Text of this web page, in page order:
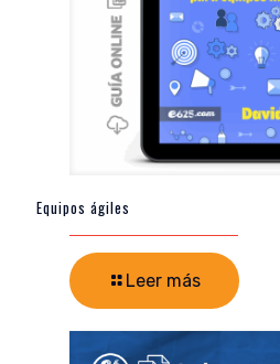
Equipos ágiles
Leer más